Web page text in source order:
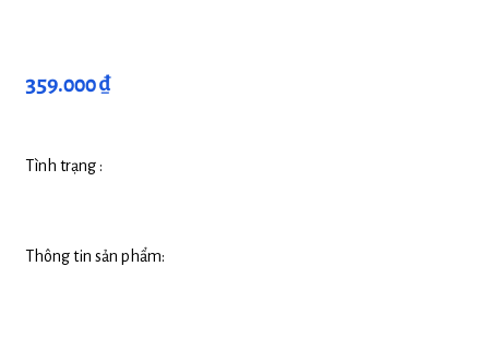
359.000 ₫
Tình trạng :
Thông tin sản phẩm: